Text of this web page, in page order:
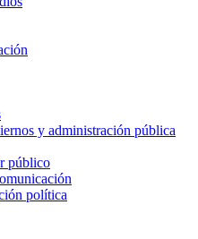
y administración pública
público
política